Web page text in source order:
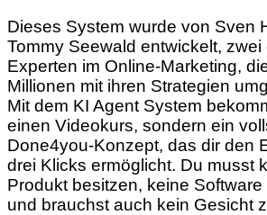
Dieses System wurde von Sven
Tommy Seewald entwickelt, zwei
Experten im Online-Marketing,
Millionen mit ihren Strategien
Mit dem KI Agent System
einen Videokurs, sondern ein
Done4you-Konzept, das dir den
drei Klicks ermöglicht. Du musst
Produkt besitzen, keine
und brauchst auch kein Gesicht